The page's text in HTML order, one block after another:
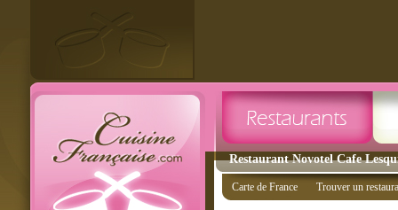
Restaurant Novotel Cafe
Carte de France Trouver un